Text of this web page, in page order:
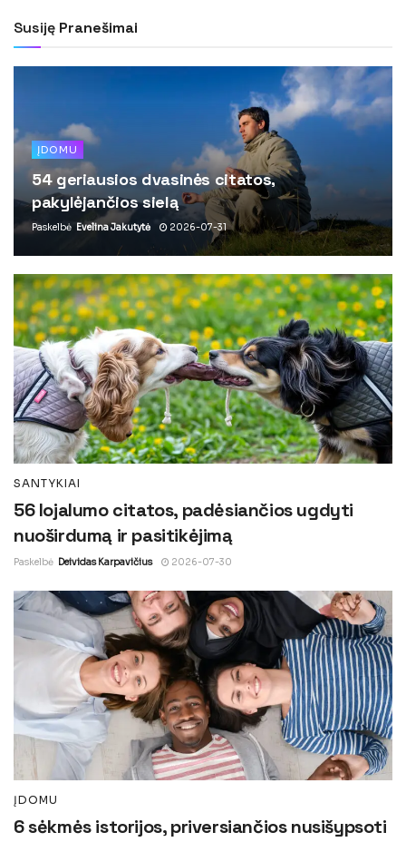
Susiję Pranešimai
ĮDOMU
54 geriausios dvasinės citatos,
pakylėjančios sielą
Paskelbė Evelina Jakutytė 2026-07-31
SANTYKIAI
56 lojalumo citatos, padėsiančios ugdyti
nuoširdumą ir pasitikėjimą
Paskelbė Deividas Karpavičius 2026-07-30
ĮDOMU
6 sėkmės istorijos, priversiančios nusišypsoti